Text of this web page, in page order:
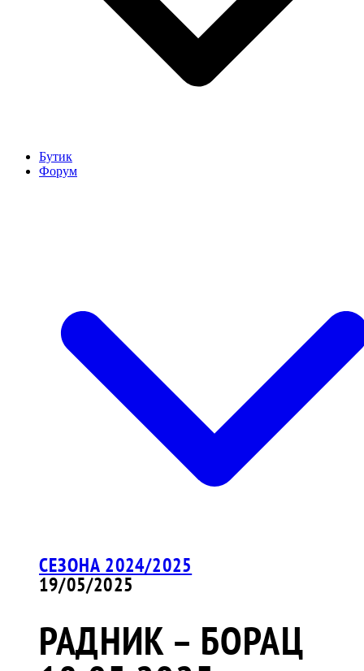
Бутик
Форум
СЕЗОНА 2024/2025
19/05/2025
РАДНИК – БОРАЦ